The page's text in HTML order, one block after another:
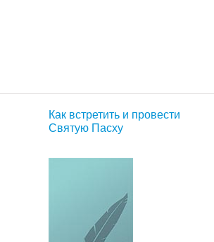
Как встретить и провести
Святую Пасху